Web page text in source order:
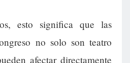
esto significa que las
no solo son teatro
afectar directamente